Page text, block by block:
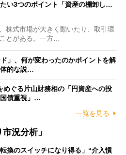
い3つのポイント「資産の棚卸し…
株式市場が大きく動いたり、取引環
とがある。一方…
」、何が変わったのかポイントを解
的な説…
めぐる片山財務相の「円資産への投
債重視」…
一覧を見る
況分析」
転換のスイッチになり得る」“介入慣